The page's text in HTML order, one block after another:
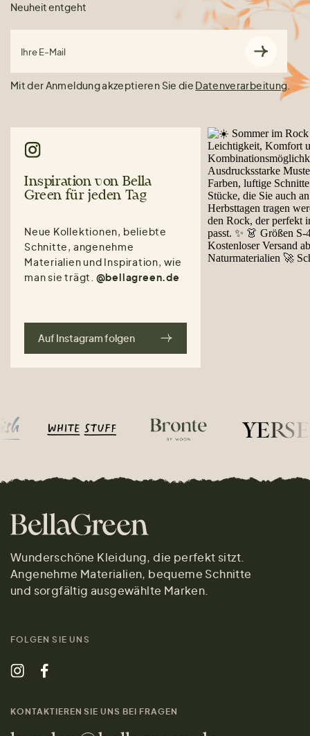
Neuheit entgeht
Ihre E-Mail
Mit der Anmeldung akzeptieren Sie die Datenverarbeitung.
Inspiration von Bella
Green für jeden Tag
Neue Kollektionen, beliebte
Schnitte, angenehme
Materialien und Inspiration, wie
man sie trägt. @bellagreen.de
Auf Instagram folgen
Wunderschöne Kleidung, die perfekt sitzt.
Angenehme Materialien, bequeme Schnitte
und sorgfältig ausgewählte Marken.
FOLGEN SIE UNS
KONTAKTIEREN SIE UNS BEI FRAGEN